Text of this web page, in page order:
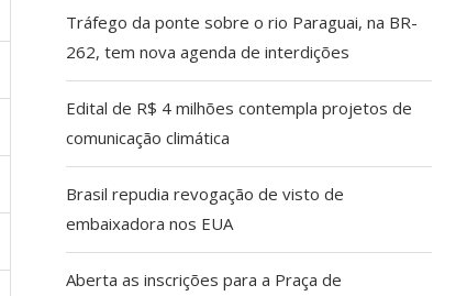
Tráfego da ponte sobre o rio Paraguai, na BR-
262, tem nova agenda de interdições
Edital de R$ 4 milhões contempla projetos de
comunicação climática
Brasil repudia revogação de visto de
embaixadora nos EUA
Aberta as inscrições para a Praça de